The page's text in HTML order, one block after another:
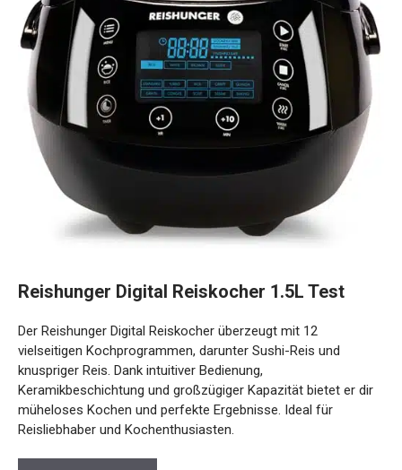
Reishunger Digital Reiskocher 1.5L Test
Der Reishunger Digital Reiskocher überzeugt mit 12
vielseitigen Kochprogrammen, darunter Sushi-Reis und
knuspriger Reis. Dank intuitiver Bedienung,
Keramikbeschichtung und großzügiger Kapazität bietet er dir
müheloses Kochen und perfekte Ergebnisse. Ideal für
Reisliebhaber und Kochenthusiasten.